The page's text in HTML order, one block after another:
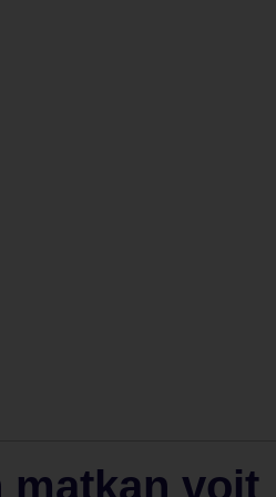
matkan voit